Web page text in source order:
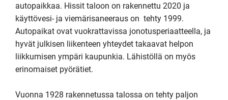
autopaikkaa. Hissit taloon on rakennettu 2020 ja
käyttövesi- ja viemärisaneeraus on  tehty 1999.
Autopaikat ovat vuokrattavissa jonotusperiaatteella, ja
hyvät julkisen liikenteen yhteydet takaavat helpon
liikkumisen ympäri kaupunkia. Lähistöllä on myös
erinomaiset pyörätiet.
Vuonna 1928 rakennetussa talossa on tehty paljon